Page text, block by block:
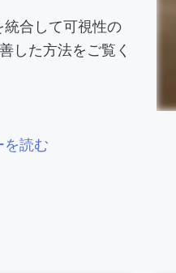
合して可視性の
した方法をご覧く
を読む